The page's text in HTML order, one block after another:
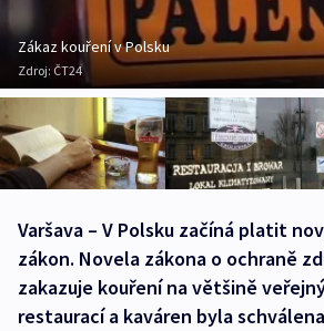
Zákaz kouření v Polsku
Zdroj: ČT24
Varšava – V Polsku začíná platit
zákon. Novela zákona o ochraně
zakazuje kouření na většině
restaurací a kaváren byla